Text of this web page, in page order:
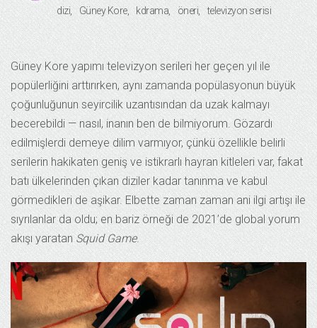
dizi Güney Kore kdrama öneri televizyon serisi
Güney Kore yapımı televizyon serileri her geçen yıl ile
popülerliğini arttırırken, aynı zamanda popülasyonun büyük
çoğunluğunun seyircilik uzantısından da uzak kalmayı
becerebildi — nasıl, inanın ben de bilmiyorum. Gözardı
edilmişlerdi demeye dilim varmıyor, çünkü özellikle belirli
serilerin hakikaten geniş ve istikrarlı hayran kitleleri var, fakat
batı ülkelerinden çıkan diziler kadar tanınma ve kabul
görmedikleri de aşikar. Elbette zaman zaman ani ilgi artışı ile
sıyrılanlar da oldu; en bariz örneği de 2021’de global yorum
akışı yaratan Squid Game.